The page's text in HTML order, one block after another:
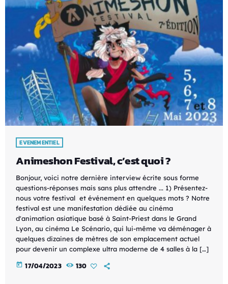
EVENEMENTIEL
Animeshon Festival, c’est quoi ?
Bonjour, voici notre dernière interview écrite sous forme
questions-réponses mais sans plus attendre ... 1) Présentez-
nous votre festival et événement en quelques mots ? Notre
festival est une manifestation dédiée au cinéma
d'animation asiatique basé à Saint-Priest dans le Grand
Lyon, au cinéma Le Scénario, qui lui-même va déménager à
quelques dizaines de mètres de son emplacement actuel
pour devenir un complexe ultra moderne de 4 salles à la […]
today 17/04/2023 130